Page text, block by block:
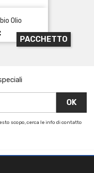
Olio
PACCHETTO
scopo, cerca le info di contatto